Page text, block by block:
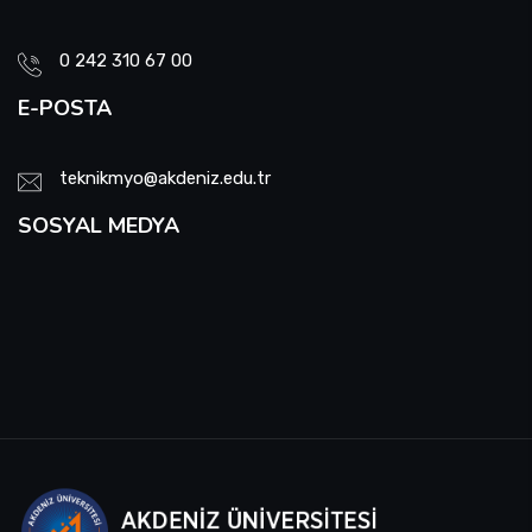
0 242 310 67 00
E-POSTA
teknikmyo@akdeniz.edu.tr
SOSYAL MEDYA
Engelli Temsilcisi